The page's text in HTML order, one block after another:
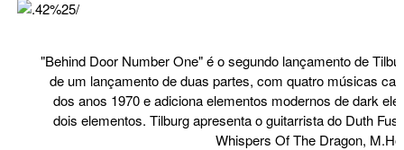
"Behind Door Number One" é o segundo lançamento de
de um lançamento de duas partes, com quatro músicas
dos anos 1970 e adiciona elementos modernos de dark
dois elementos. Tilburg apresenta o guitarrista do Duth
Whispers Of The Dragon,